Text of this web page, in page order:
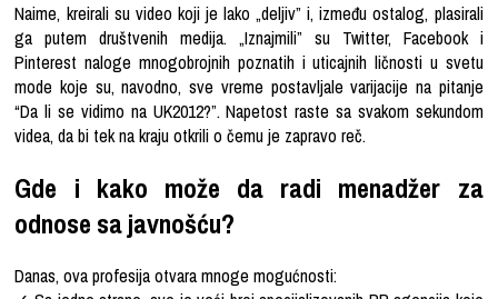
Naime, kreirali su video koji je lako „deljiv” i, između ostalog, plasirali
ga putem društvenih medija. „Iznajmili” su Twitter, Facebook i
Pinterest naloge mnogobrojnih poznatih i uticajnih ličnosti u svetu
mode koje su, navodno, sve vreme postavljale varijacije na pitanje
“Da li se vidimo na UK2012?”. Napetost raste sa svakom sekundom
videa, da bi tek na kraju otkrili o čemu je zapravo reč.
Gde i kako može da radi menadžer za
odnose sa javnošću?
Danas, ova profesija otvara mnoge mogućnosti: